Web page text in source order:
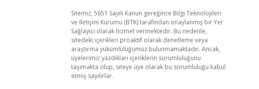
Sitemiz, 5651 Sayılı Kanun gereğince Bilgi Teknolojileri
ve İletişim Kurumu (BTK) tarafından onaylanmış bir Yer
Sağlayıcı olarak hizmet vermektedir. Bu nedenle,
sitedeki içerikleri proaktif olarak denetleme veya
araştırma yükümlülüğümüz bulunmamaktadır. Ancak,
üyelerimiz yazdıkları içeriklerin sorumluluğunu
taşımakta olup, siteye üye olarak bu sorumluluğu kabul
etmiş sayılırlar.